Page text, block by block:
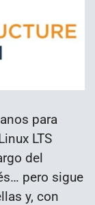
para
LTS
del
pero sigue
y, con